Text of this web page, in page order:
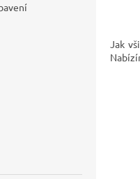
Jak